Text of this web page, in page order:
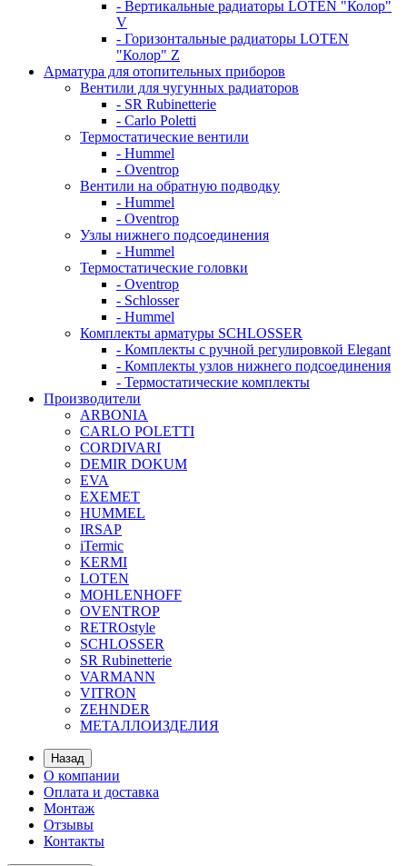
- Вертикальные радиаторы LOTEN "Колор"
V
- Горизонтальные радиаторы LOTEN
"Колор" Z
Арматура для отопительных приборов
Вентили для чугунных радиаторов
- SR Rubinetterie
- Carlo Poletti
Термостатические вентили
- Hummel
- Oventrop
Вентили на обратную подводку
- Hummel
- Oventrop
Узлы нижнего подсоединения
- Hummel
Термостатические головки
- Oventrop
- Schlosser
- Hummel
Комплекты арматуры SCHLOSSER
- Комплекты с ручной регулировкой Elegant
- Комплекты узлов нижнего подсоединения
- Термостатические комплекты
Производители
ARBONIA
CARLO POLETTI
CORDIVARI
DEMIR DOKUM
EVA
EXEMET
HUMMEL
IRSAP
iTermic
KERMI
LOTEN
MOHLENHOFF
OVENTROP
RETROstyle
SCHLOSSER
SR Rubinetterie
VARMANN
VITRON
ZEHNDER
МЕТАЛЛОИЗДЕЛИЯ
Назад
О компании
Оплата и доставка
Монтаж
Отзывы
Контакты